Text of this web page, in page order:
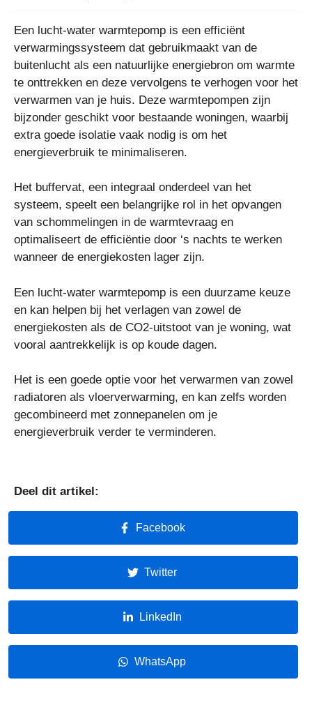
Een lucht-water warmtepomp is een efficiënt
verwarmingssysteem dat gebruikmaakt van de
buitenlucht als een natuurlijke energiebron om warmte
te onttrekken en deze vervolgens te verhogen voor het
verwarmen van je huis. Deze warmtepompen zijn
bijzonder geschikt voor bestaande woningen, waarbij
extra goede isolatie vaak nodig is om het
energieverbruik te minimaliseren.
Het buffervat, een integraal onderdeel van het
systeem, speelt een belangrijke rol in het opvangen
van schommelingen in de warmtevraag en
optimaliseert de efficiëntie door ‘s nachts te werken
wanneer de energiekosten lager zijn.
Een lucht-water warmtepomp is een duurzame keuze
en kan helpen bij het verlagen van zowel de
energiekosten als de CO2-uitstoot van je woning, wat
vooral aantrekkelijk is op koude dagen.
Het is een goede optie voor het verwarmen van zowel
radiatoren als vloerverwarming, en kan zelfs worden
gecombineerd met zonnepanelen om je
energieverbruik verder te verminderen.
Deel dit artikel:
Facebook
Twitter
LinkedIn
WhatsApp